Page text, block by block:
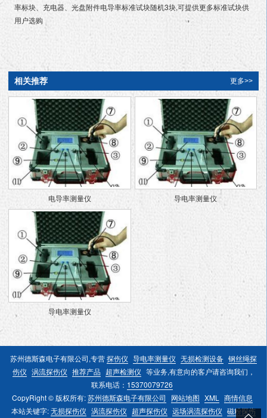
率标块、充电器、光盘附件电导率标准试块随机3块,可提供更多标准试块供
用户选购
相关推荐 更多>>
电导率测量仪 导电率测量仪
导电率测量仪
苏州德斯森电子有限公司,专营探伤仪 导电率测量仪 无损检测设备 钢丝绳探
伤仪 涡流探伤仪 推荐产品 超声检测仪 等业务,有意向的客户请咨询我们，
联系电话： 15370079726
CopyRight © 版权所有:苏州德斯森电子有限公司 网站地图 XML
商情信息
本站关键字:无损探伤仪 涡流探伤仪 超声探伤仪 远场涡流探伤仪 磁粉探伤